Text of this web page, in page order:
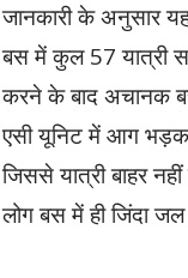
जानकारी के अनुसार
बस में कुल 57 यात्री
करने के बाद अचानक
एसी यूनिट में आग
जिससे यात्री बाहर
लोग बस में ही जिंदा